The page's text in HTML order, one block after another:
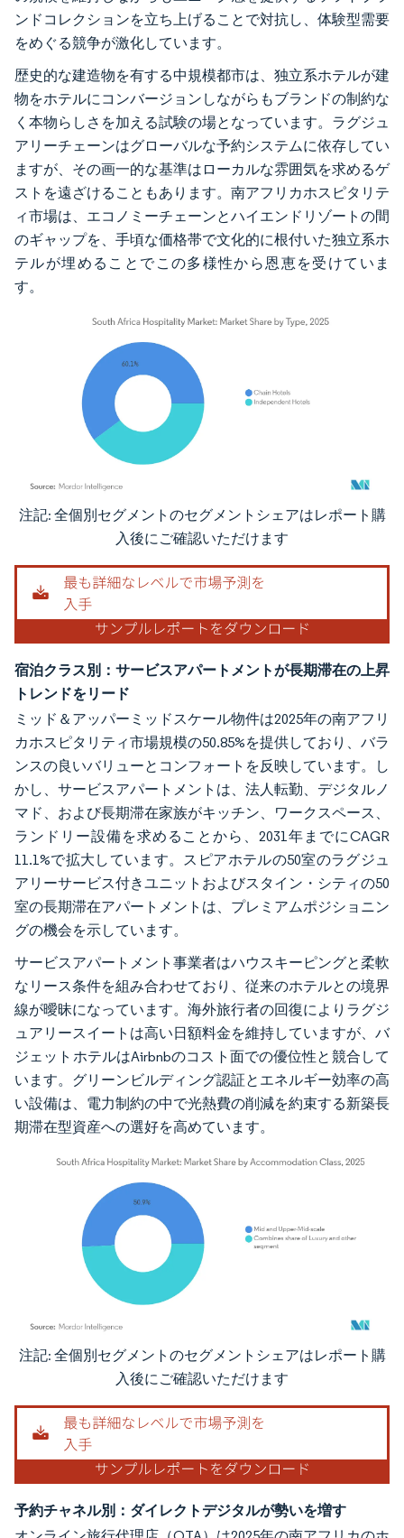
ンドコレクションを立ち上げることで対抗し、体験型需要
をめぐる競争が激化しています。
歴史的な建造物を有する中規模都市は、独立系ホテルが建
物をホテルにコンバージョンしながらもブランドの制約な
く本物らしさを加える試験の場となっています。ラグジュ
アリーチェーンはグローバルな予約システムに依存してい
ますが、その画一的な基準はローカルな雰囲気を求めるゲ
ストを遠ざけることもあります。南アフリカホスピタリテ
ィ市場は、エコノミーチェーンとハイエンドリゾートの間
のギャップを、手頃な価格帯で文化的に根付いた独立系ホ
テルが埋めることでこの多様性から恩恵を受けていま
す。
画像 © Mordor Intelligence。再利用にはCC BY 4.0の表示が必要です。
注記: 全個別セグメントのセグメントシェアはレポート購
入後にご確認いただけます
宿泊クラス別：サービスアパートメントが長期滞在の上昇
トレンドをリード
ミッド＆アッパーミッドスケール物件は2025年の南アフリ
カホスピタリティ市場規模の50.85%を提供しており、バラ
ンスの良いバリューとコンフォートを反映しています。し
かし、サービスアパートメントは、法人転勤、デジタルノ
マド、および長期滞在家族がキッチン、ワークスペース、
ランドリー設備を求めることから、2031年までにCAGR
11.1%で拡大しています。スピアホテルの50室のラグジュ
アリーサービス付きユニットおよびスタイン・シティの50
室の長期滞在アパートメントは、プレミアムポジショニン
グの機会を示しています。
サービスアパートメント事業者はハウスキーピングと柔軟
なリース条件を組み合わせており、従来のホテルとの境界
線が曖昧になっています。海外旅行者の回復によりラグジ
ュアリースイートは高い日額料金を維持していますが、バ
ジェットホテルはAirbnbのコスト面での優位性と競合して
います。グリーンビルディング認証とエネルギー効率の高
い設備は、電力制約の中で光熱費の削減を約束する新築長
期滞在型資産への選好を高めています。
画像 © Mordor Intelligence。再利用にはCC BY 4.0の表示が必要です。
注記: 全個別セグメントのセグメントシェアはレポート購
入後にご確認いただけます
予約チャネル別：ダイレクトデジタルが勢いを増す